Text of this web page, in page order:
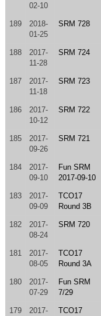
02-10
189
2018-
01-25
SRM 728
188
2017-
11-28
SRM 724
187
2017-
11-18
SRM 723
186
2017-
10-12
SRM 722
185
2017-
09-26
SRM 721
184
2017-
09-10
Fun SRM
2017-09-10
183
2017-
09-09
TCO17
Round 3B
182
2017-
08-24
SRM 720
181
2017-
08-05
TCO17
Round 3A
180
2017-
07-29
Fun SRM
7/29
179
2017-
TCO17